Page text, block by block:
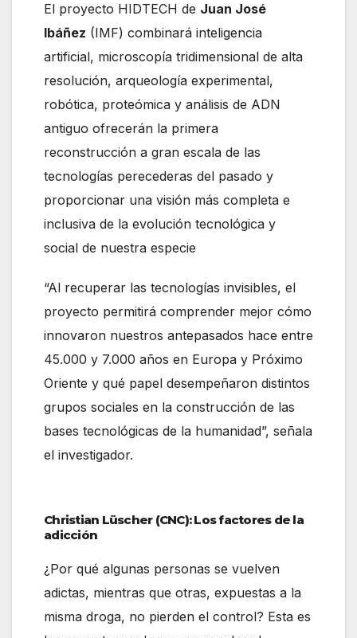
El proyecto HIDTECH de Juan José
Ibáñez (IMF) combinará inteligencia
artificial, microscopía tridimensional de alta
resolución, arqueología experimental,
robótica, proteómica y análisis de ADN
antiguo ofrecerán la primera
reconstrucción a gran escala de las
tecnologías perecederas del pasado y
proporcionar una visión más completa e
inclusiva de la evolución tecnológica y
social de nuestra especie
“Al recuperar las tecnologías invisibles, el
proyecto permitirá comprender mejor cómo
innovaron nuestros antepasados hace entre
45.000 y 7.000 años en Europa y Próximo
Oriente y qué papel desempeñaron distintos
grupos sociales en la construcción de las
bases tecnológicas de la humanidad”, señala
el investigador.
Christian Lüscher (CNC): Los factores de la
adicción
¿Por qué algunas personas se vuelven
adictas, mientras que otras, expuestas a la
misma droga, no pierden el control? Esta es